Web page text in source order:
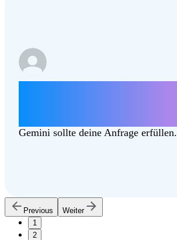
Gemini sollte deine Anfrage erfüllen.
Previous
Weiter
1
2